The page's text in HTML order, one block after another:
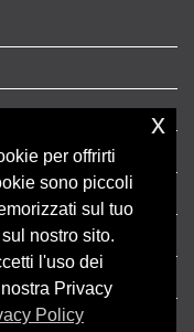
per offrirti
sono piccoli
sul tuo
nostro sito.
l'uso dei
Privacy
Policy
x